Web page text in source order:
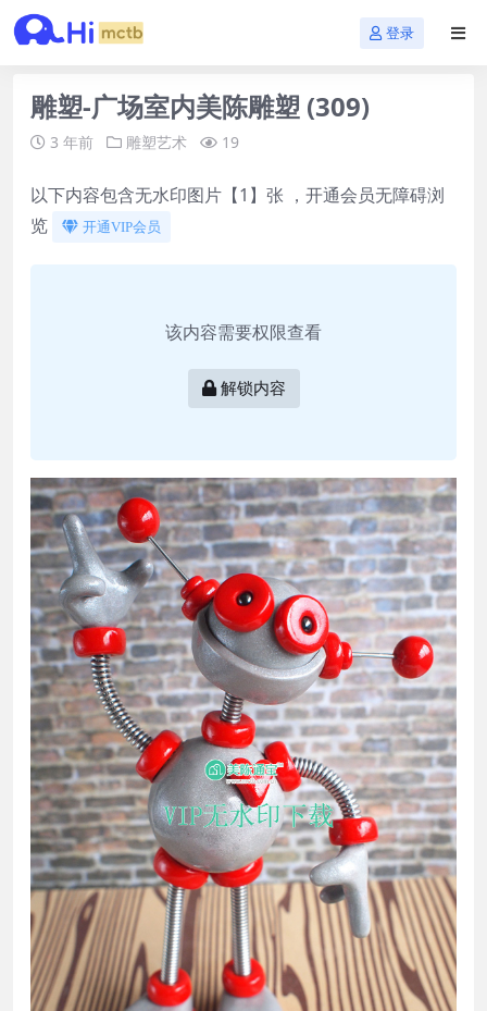
登录
雕塑-广场室内美陈雕塑 (309)
3 年前 雕塑艺术 19
以下内容包含无水印图片【1】张 ，开通会员无障碍浏
览
开通VIP会员
该内容需要权限查看
解锁内容